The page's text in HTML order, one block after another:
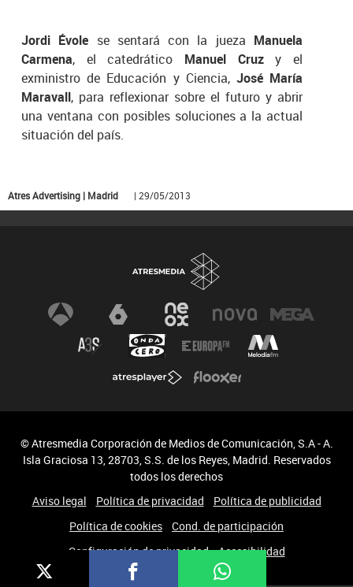
Jordi Évole se sentará con la jueza Manuela
Carmena, el catedrático Manuel Cruzy el
exministro de Educación y Ciencia, José María
Maravall, para reflexionar sobre el futuro y abrir
una ventana con posibles soluciones a la actual
situación del país.
Atres Advertising | Madrid | 29/05/2013
© Atresmedia Corporación de Medios de Comunicación, S.A - A.
Isla Graciosa 13, 28703, S.S. de los Reyes, Madrid. Reservados
todos los derechos
Aviso legal
Política de privacidad
Política de publicidad
Política de cookies
Cond. de participación
Configuración de privacidad
Accesibilidad